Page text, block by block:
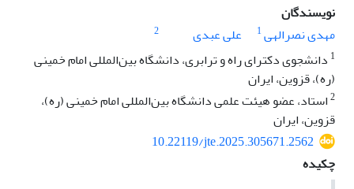
نویسندگان
مهدی نصرالهی1 علی عبدی
2
1 دانشجوی دکترای راه‌ و ترابری، دانشگاه بین‌المللی امام خمینی
(ره)، قزوین، ایران
2استاد، عضو هیئت علمی دانشگاه بین‌المللی امام خمینی (ره)،
قزوین، ایران
10.22119/jte.2025.305671.2562
چکیده